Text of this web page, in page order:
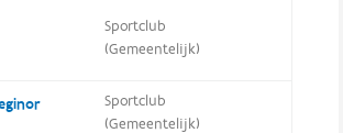
Sportclub
(Gemeentelijk)
Sportclub
(Gemeentelijk)